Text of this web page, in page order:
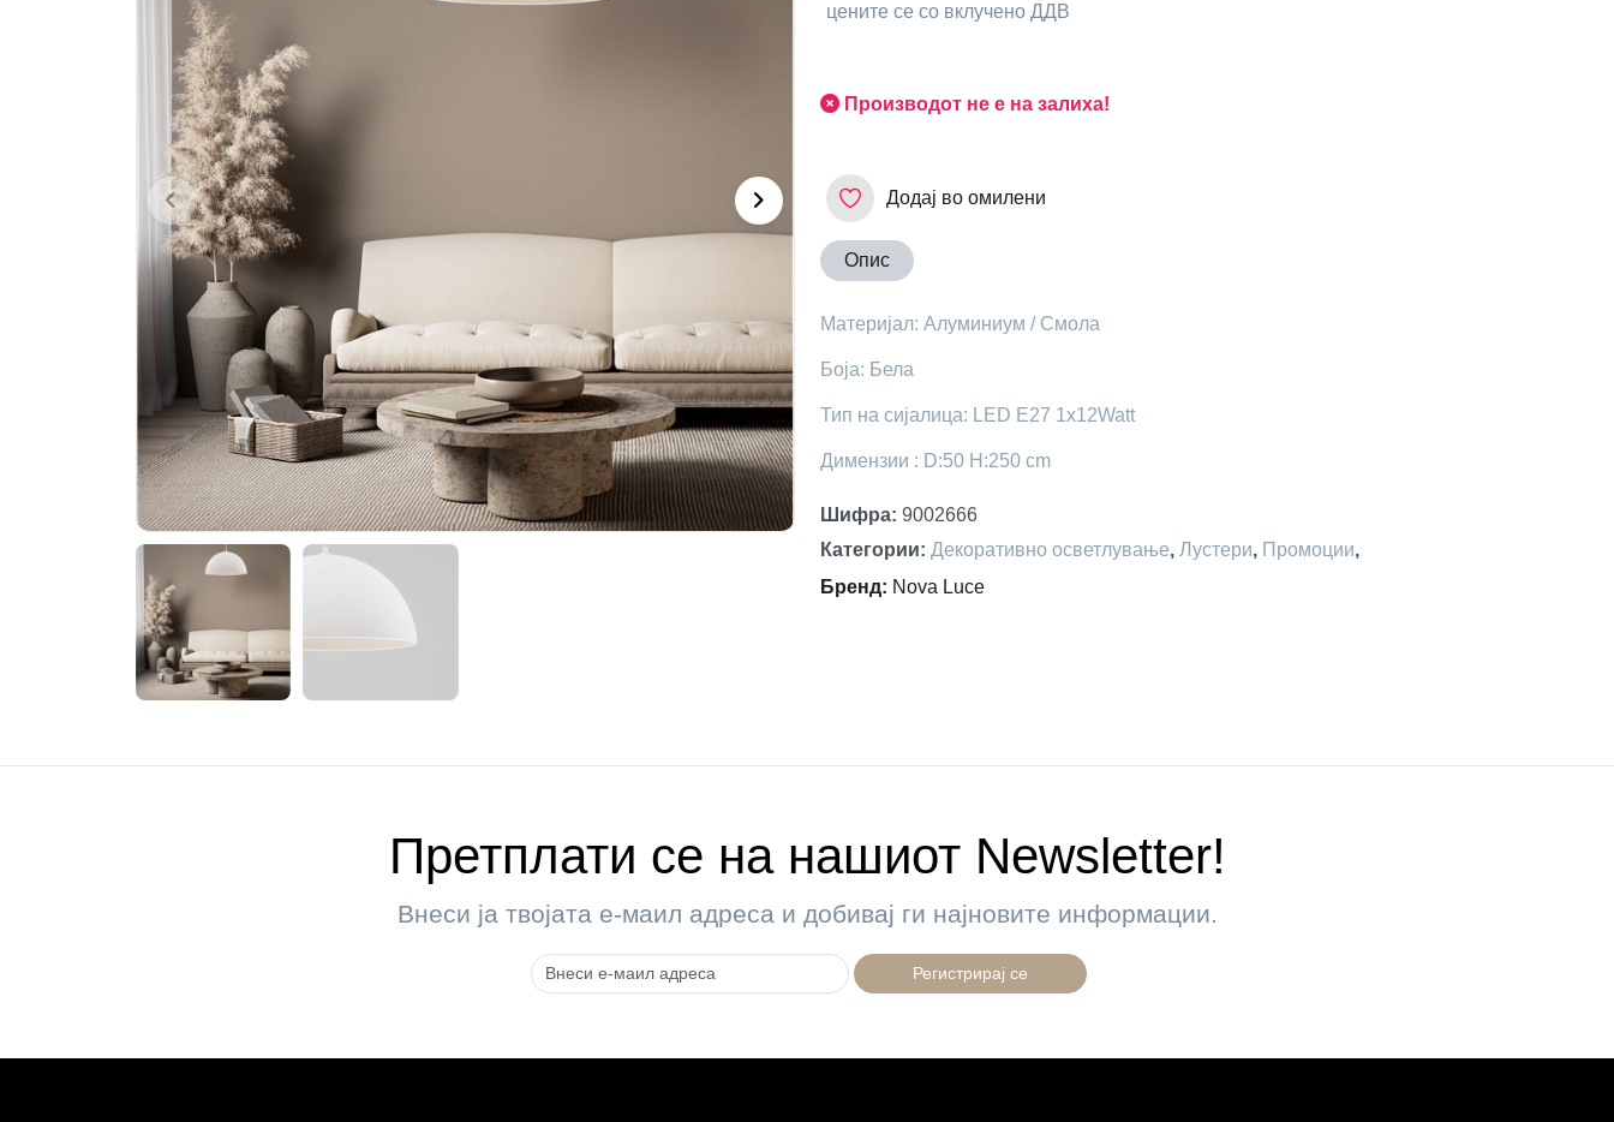
цените се со вклучено ДДВ
Производот не е на залиха!
Додај во омилени
Опис
Материјал: Алуминиум / Смола
Боја: Бела
Тип на сијалица: LED E27 1x12Watt
Димензии : D:50 H:250 cm
Шифра: 9002666
Категории: Декоративно осветлување, Лустери, Промоции,
Бренд: Nova Luce
Претплати се на нашиот Newsletter!
Внеси ја твојата е-маил адреса и добивај ги најновите информации.
Регистрирај се